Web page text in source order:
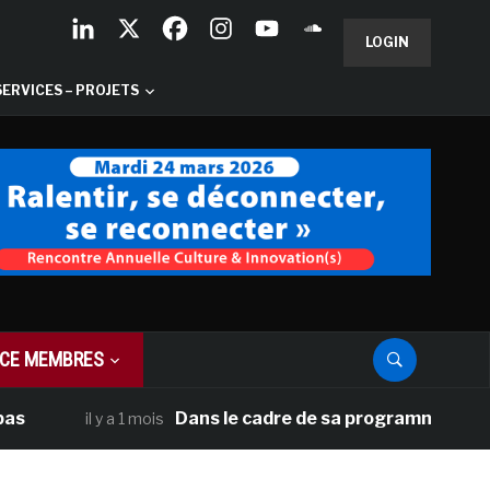
LOGIN
– PROJETS
MEMBRES
il y a 1 mois Dans le cadre de sa programmation